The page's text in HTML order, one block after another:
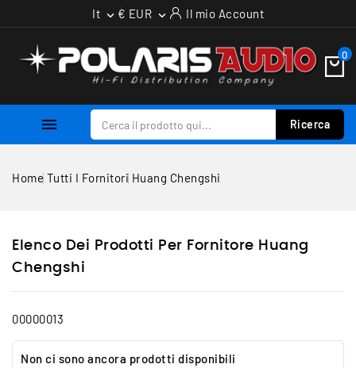
It  € EUR  Il mio Account
0
 Ricerca
Home Tutti I Fornitori Huang Chengshi
Elenco Dei Prodotti Per Fornitore Huang
Chengshi
00000013
Non ci sono ancora prodotti disponibili